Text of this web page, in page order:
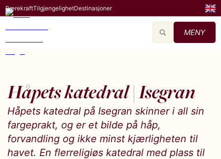
BærekraftTilgjengelighetDestinasjoner
MENY
Håpets katedral | Isegran
Håpets katedral på Isegran skinner i all sin
fargeprakt, og er et bilde på håp,
forvandling og ikke minst kjærligheten til
havet. En flerreligiøs katedral med plass til